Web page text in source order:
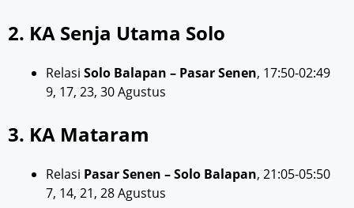
2. KA Senja Utama Solo
Relasi Solo Balapan – Pasar Senen, 17:50-02:49
9, 17, 23, 30 Agustus
3. KA Mataram
Relasi Pasar Senen – Solo Balapan, 21:05-05:50
7, 14, 21, 28 Agustus